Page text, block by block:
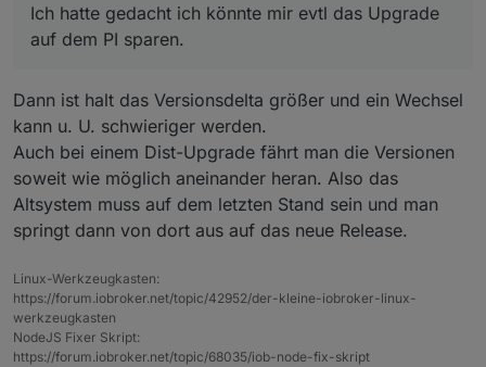
HW einspielen
Ich hatte gedacht ich könnte mir evtl das Upgrade
auf dem PI sparen.
Dann ist halt das Versionsdelta größer und ein Wechsel
kann u. U. schwieriger werden.
Auch bei einem Dist-Upgrade fährt man die Versionen
soweit wie möglich aneinander heran. Also das
Altsystem muss auf dem letzten Stand sein und man
springt dann von dort aus auf das neue Release.
Linux-Werkzeugkasten:
https://forum.iobroker.net/topic/42952/der-kleine-iobroker-linux-
werkzeugkasten
NodeJS Fixer Skript:
https://forum.iobroker.net/topic/68035/iob-node-fix-skript